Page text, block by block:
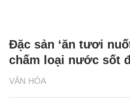
VĂN HÓA
Đặc sản ‘ăn tươi
chấm loại nước sốt